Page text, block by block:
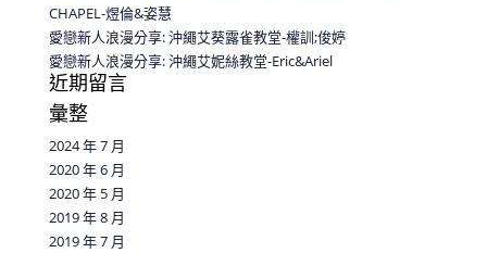
CHAPEL-煜倫&姿慧
愛戀新人浪漫分享: 沖繩艾葵露雀教堂-權訓;俊婷
愛戀新人浪漫分享: 沖繩艾妮絲教堂-Eric&Ariel
近期留言
彙整
2024 年 7 月
2020 年 6 月
2020 年 5 月
2019 年 8 月
2019 年 7 月